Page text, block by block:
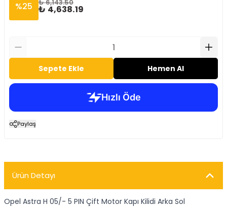
%25 ₺ 6,143.50
₺ 4,638.19
Sepete Ekle Hemen Al
Paylaş
Ürün Detayı
Opel Astra H 05/- 5 PIN Çift Motor Kapı Kilidi Arka Sol